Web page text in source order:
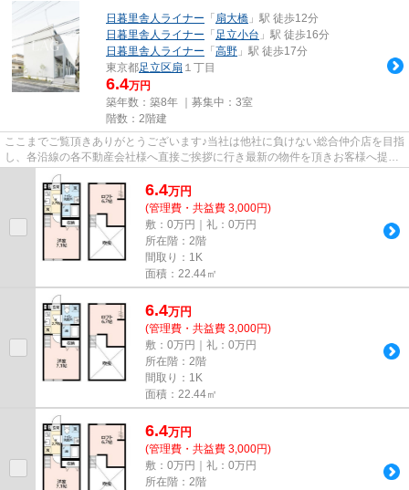
日暮里舎人ライナー 「 扇大橋 」駅 徒歩12分
日暮里舎人ライナー 「 足立小台 」駅 徒歩16分
日暮里舎人ライナー 「 高野 」駅 徒歩17分
東京都足立区扇 １丁目
6.4万円
築年数：築8年 ｜募集中： 3室
階数：2階建
ここまでご覧頂きありがとうございます♪当社は他社に負けない総合仲介店を目指
し、各沿線の各不動産会社様へ直接ご挨拶に行き最新の物件を頂きお客様へ提供
しております！最新の情報は...
6.4万円
(管理費・共益費 3,000円)
敷：0万円｜礼：0万円
所在階：2階
間取り：1K
面積：22.44㎡
6.4万円
(管理費・共益費 3,000円)
敷：0万円｜礼：0万円
所在階：2階
間取り：1K
面積：22.44㎡
6.4万円
(管理費・共益費 3,000円)
敷：0万円｜礼：0万円
所在階：2階